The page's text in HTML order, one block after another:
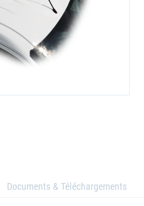
Documents & Téléchargements